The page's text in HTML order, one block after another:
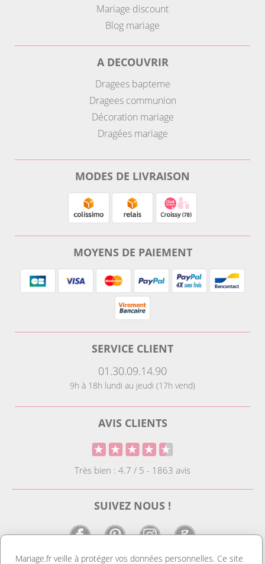
Mariage discount
Blog mariage
A DECOUVRIR
Dragees bapteme
Dragees communion
Décoration mariage
Dragées mariage
MODES DE LIVRAISON
MOYENS DE PAIEMENT
SERVICE CLIENT
01.30.09.14.90
9h à 18h lundi au jeudi (17h vend)
AVIS CLIENTS
Très bien : 4.7 / 5 - 1863 avis
SUIVEZ NOUS !
Mariage.fr veille à protéger vos données personnelles. Ce site